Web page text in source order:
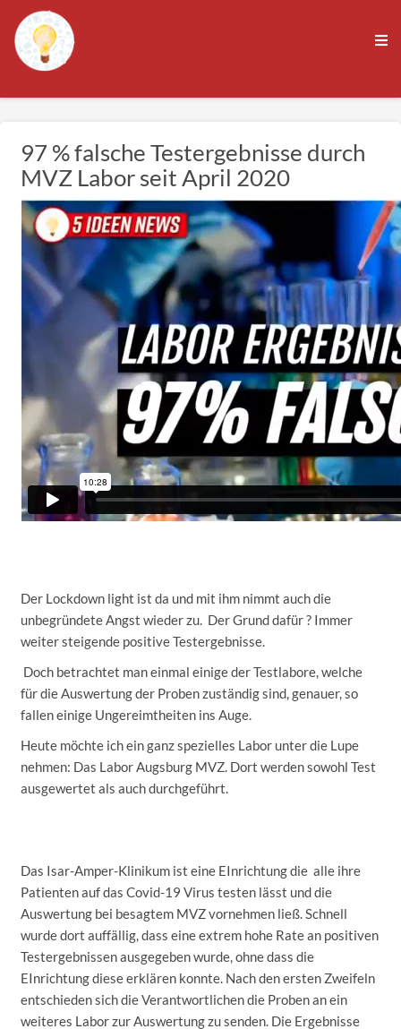
97 % falsche Testergebnisse durch
MVZ Labor seit April 2020
Der Lockdown light ist da und mit ihm nimmt auch die
unbegründete Angst wieder zu. Der Grund dafür ? Immer
weiter steigende positive Testergebnisse.
Doch betrachtet man einmal einige der Testlabore, welche
für die Auswertung der Proben zuständig sind, genauer, so
fallen einige Ungereimtheiten ins Auge.
Heute möchte ich ein ganz spezielles Labor unter die Lupe
nehmen: Das Labor Augsburg MVZ. Dort werden sowohl Test
ausgewertet als auch durchgeführt.
Das Isar-Amper-Klinikum ist eine EInrichtung die alle ihre
Patienten auf das Covid-19 Virus testen lässt und die
Auswertung bei besagtem MVZ vornehmen ließ. Schnell
wurde dort auffällig, dass eine extrem hohe Rate an positiven
Testergebnissen ausgegeben wurde, ohne dass die
EInrichtung diese erklären konnte. Nach den ersten Zweifeln
entschieden sich die Verantwortlichen die Proben an ein
weiteres Labor zur Auswertung zu senden. Die Ergebnisse